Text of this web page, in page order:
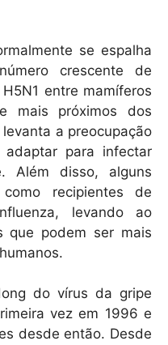
se espalha
crescente de
entre mamíferos
mais próximos dos
a preocupação
para infectar
Além disso, alguns
recipientes de
levando ao
que podem ser mais
do vírus da gripe
vez em 1996 e
desde então. Desde